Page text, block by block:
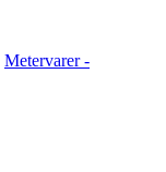
Metervarer -